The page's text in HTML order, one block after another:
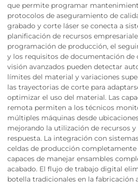
que permite programar
protocolos de aseguramiento de
grabado y corte láser se conecta a
planificación de recursos
programación de producción, el
y los requisitos de documentación de
visión avanzados pueden detectar
límites del material y variaciones
las trayectorias de corte para
optimizar el uso del material. Las
remota permiten a los técnicos
múltiples máquinas desde
mejorando la utilización de recursos
respuesta. La integración con
celdas de producción
capaces de manejar ensambles
acabado. El flujo de trabajo digital
botella tradicionales en la fabricación